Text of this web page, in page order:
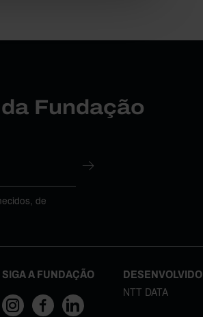
Fundação
de
SIGA A FUNDAÇÃO
NTT DATA